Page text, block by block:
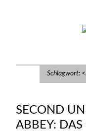
Schlagwort:
SECOND
ABBEY: DAS